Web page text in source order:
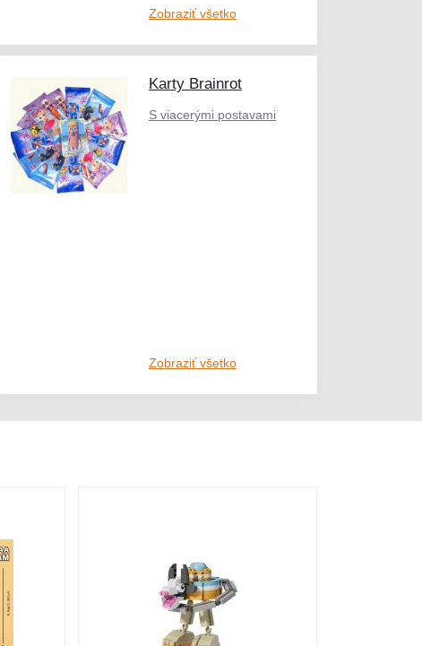
Zobraziť všetko
Karty Brainrot
S viacerými postavami
Zobraziť všetko